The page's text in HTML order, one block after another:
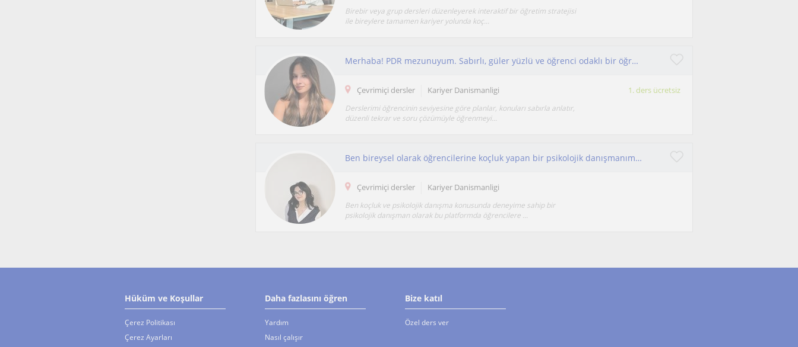
Birebir veya grup dersleri düzenleyerek interaktif bir öğretim stratejisi
ile bireylere tamamen kariyer yolunda koç...
Merhaba! PDR mezunuyum. Sabırlı, güler yüzlü ve öğrenci odaklı bir öğretmen olarak derslerimi öğrencinin seviyesine göre planlıyor
Çevrimiçi dersler Kariyer Danismanligi 1. ders ücretsiz
Derslerimi öğrencinin seviyesine göre planlar, konuları sabırla anlatır,
düzenli tekrar ve soru çözümüyle öğrenmeyi...
Ben bireysel olarak öğrencilerine koçluk yapan bir psikolojik danışmanım. Görüşmelerim ihtiyacı olan herkese yönelik olabilir.
Çevrimiçi dersler Kariyer Danismanligi
Ben koçluk ve psikolojik danışma konusunda deneyime sahip bir
psikolojik danışman olarak bu platformda öğrencilere ...
Hüküm ve Koşullar
Çerez Politikası
Çerez Ayarları
Daha fazlasını öğren
Yardım
Nasıl çalışır
Bize katıl
Özel ders ver